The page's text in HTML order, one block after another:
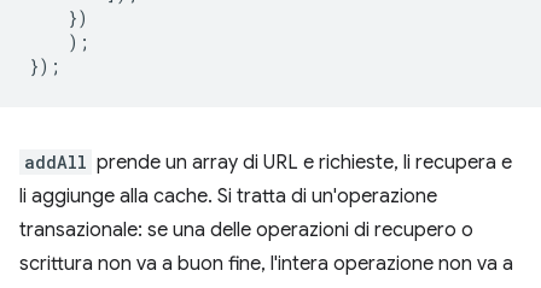
})
);
});
addAll prende un array di URL e richieste, li recupera e
li aggiunge alla cache. Si tratta di un'operazione
transazionale: se una delle operazioni di recupero o
scrittura non va a buon fine, l'intera operazione non va a